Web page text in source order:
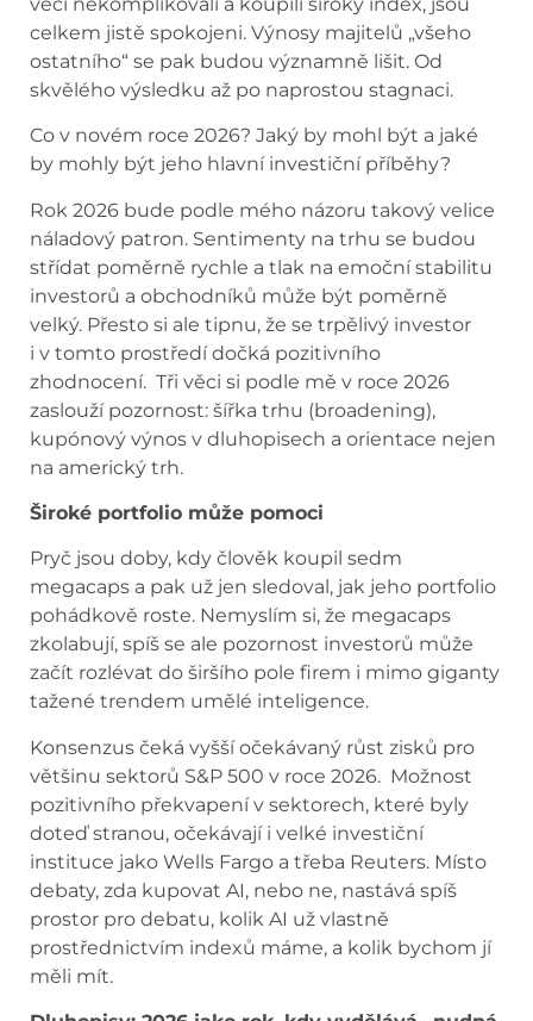
celkem jistě spokojeni. Výnosy majitelů „všeho
ostatního“ se pak budou významně lišit. Od
skvělého výsledku až po naprostou stagnaci.
Co v novém roce 2026? Jaký by mohl být a jaké
by mohly být jeho hlavní investiční příběhy?
Rok 2026 bude podle mého názoru takový velice
náladový patron. Sentimenty na trhu se budou
střídat poměrně rychle a tlak na emoční stabilitu
investorů a obchodníků může být poměrně
velký. Přesto si ale tipnu, že se trpělivý investor
i v tomto prostředí dočká pozitivního
zhodnocení. Tři věci si podle mě v roce 2026
zaslouží pozornost: šířka trhu (broadening),
kupónový výnos v dluhopisech a orientace nejen
na americký trh.
Široké portfolio může pomoci
Pryč jsou doby, kdy člověk koupil sedm
megacaps a pak už jen sledoval, jak jeho portfolio
pohádkově roste. Nemyslím si, že megacaps
zkolabují, spíš se ale pozornost investorů může
začít rozlévat do širšího pole firem i mimo giganty
tažené trendem umělé inteligence.
Konsenzus čeká vyšší očekávaný růst zisků pro
většinu sektorů S&P 500 v roce 2026. Možnost
pozitivního překvapení v sektorech, které byly
doteď stranou, očekávají i velké investiční
instituce jako Wells Fargo a třeba Reuters. Místo
debaty, zda kupovat AI, nebo ne, nastává spíš
prostor pro debatu, kolik AI už vlastně
prostřednictvím indexů máme, a kolik bychom jí
měli mít.